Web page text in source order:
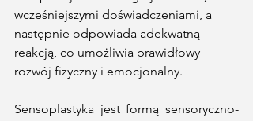
wcześniejszymi doświadczeniami, a
następnie odpowiada adekwatną
reakcją, co umożliwia prawidłowy
rozwój fizyczny i emocjonalny.
Sensoplastyka jest formą sensoryczno-